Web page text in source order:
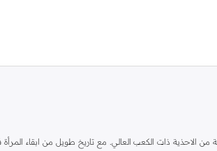
الاحذية ذات الكعب العالي. مع تاريخ طويل من ابقاء